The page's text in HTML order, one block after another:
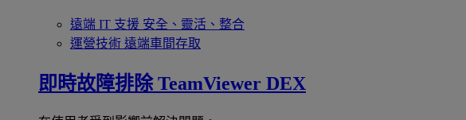
遠端 IT 支援 安全、靈活、整合
運營技術 遠端車間存取
即時故障排除 TeamViewer DEX